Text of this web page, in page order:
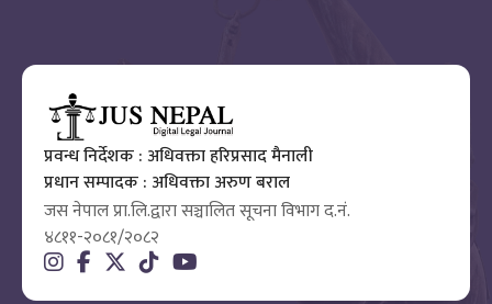
प्रवन्ध निर्देशक : अधिवक्ता हरिप्रसाद मैनाली
प्रधान सम्पादक : अधिवक्ता अरुण बराल
जस नेपाल प्रा.लि.द्वारा सञ्चालित सूचना विभाग द.नं.
४८११-२०८१/२०८२